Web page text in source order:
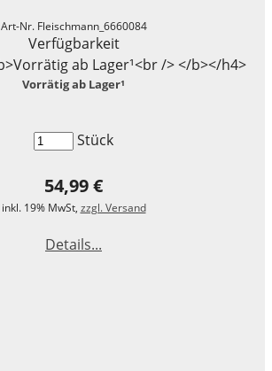
Art-Nr. Fleischmann_6660084
Verfügbarkeit
Vorrätig ab Lager¹
Stück
54,99 €
inkl. 19% MwSt, zzgl. Versand
Details...